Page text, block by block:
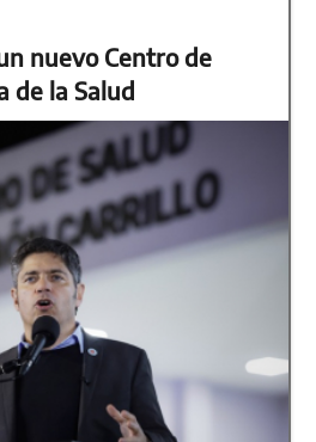
nuevo Centro de
de la Salud